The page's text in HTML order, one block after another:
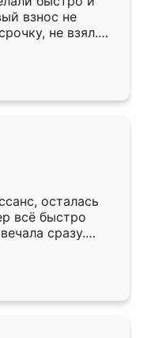
взнос не
не взял.
с прямыми
осталась
всё быстро
сразу.
подошёл к
Собрали
даже